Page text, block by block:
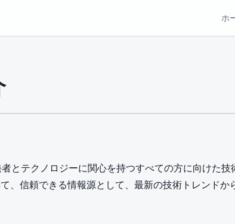
ホ
とテクノロジーに関心を持つすべての方に向けた
、信頼できる情報源として、最新の技術トレンドか